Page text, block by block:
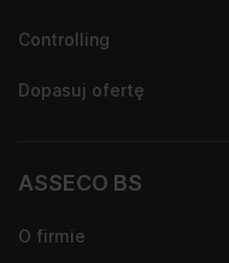
Controlling
Dopasuj ofertę
ASSECO BS
O firmie